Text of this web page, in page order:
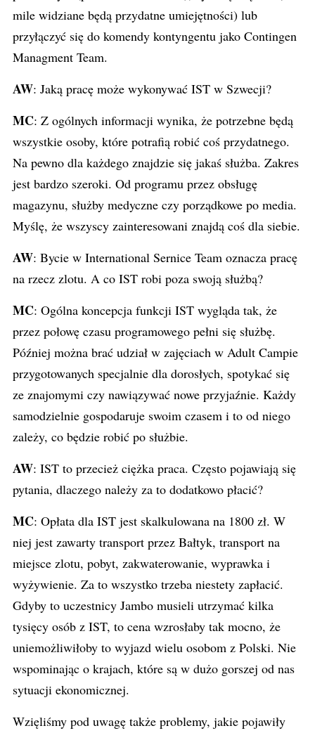
mile widziane będą przydatne umiejętności) lub
przyłączyć się do komendy kontyngentu jako Contingen
Managment Team.
AW: Jaką pracę może wykonywać IST w Szwecji?
MC: Z ogólnych informacji wynika, że potrzebne będą
wszystkie osoby, które potrafią robić coś przydatnego.
Na pewno dla każdego znajdzie się jakaś służba. Zakres
jest bardzo szeroki. Od programu przez obsługę
magazynu, służby medyczne czy porządkowe po media.
Myślę, że wszyscy zainteresowani znajdą coś dla siebie.
AW: Bycie w International Sernice Team oznacza pracę
na rzecz zlotu. A co IST robi poza swoją służbą?
MC: Ogólna koncepcja funkcji IST wygląda tak, że
przez połowę czasu programowego pełni się służbę.
Później można brać udział w zajęciach w Adult Campie
przygotowanych specjalnie dla dorosłych, spotykać się
ze znajomymi czy nawiązywać nowe przyjaźnie. Każdy
samodzielnie gospodaruje swoim czasem i to od niego
zależy, co będzie robić po służbie.
AW: IST to przecież ciężka praca. Często pojawiają się
pytania, dlaczego należy za to dodatkowo płacić?
MC: Opłata dla IST jest skalkulowana na 1800 zł. W
niej jest zawarty transport przez Bałtyk, transport na
miejsce zlotu, pobyt, zakwaterowanie, wyprawka i
wyżywienie. Za to wszystko trzeba niestety zapłacić.
Gdyby to uczestnicy Jambo musieli utrzymać kilka
tysięcy osób z IST, to cena wzrosłaby tak mocno, że
uniemożliwiłoby to wyjazd wielu osobom z Polski. Nie
wspominając o krajach, które są w dużo gorszej od nas
sytuacji ekonomicznej.
Wzięliśmy pod uwagę także problemy, jakie pojawiły